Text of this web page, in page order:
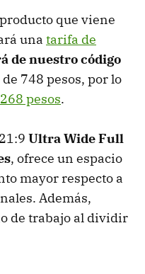
que viene
una tarifa de
de nuestro código
748 pesos, por lo
pesos.
Ultra Wide Full
, ofrece un espacio
mayor respecto a
Además,
de trabajo al dividir